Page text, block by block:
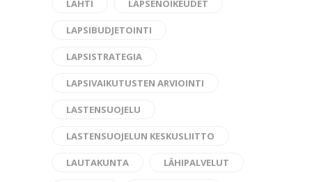
LAHTI LAPSENOIKEUDET
LAPSIBUDJETOINTI
LAPSISTRATEGIA
LAPSIVAIKUTUSTEN ARVIOINTI
LASTENSUOJELU
LASTENSUOJELUN KESKUSLIITTO
LAUTAKUNTA LÄHIPALVELUT